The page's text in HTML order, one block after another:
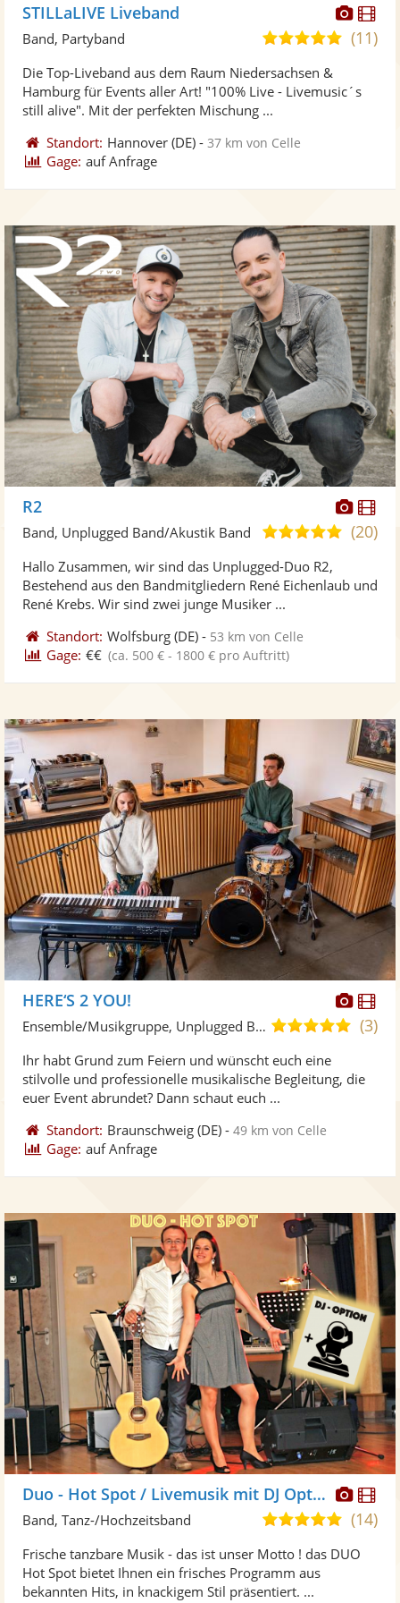
STILLaLIVE Liveband
5,0(11)
Band, Partyband
Die Top-Liveband aus dem Raum Niedersachsen &
Hamburg für Events aller Art! "100% Live - Livemusic´s
still alive". Mit der perfekten Mischung ...
Standort: Hannover (DE) -37 km von Celle
Gage: auf Anfrage
R2
5,0
5
(20)
Band, Unplugged Band/Akustik Band
Hallo Zusammen, wir sind das Unplugged-Duo R2,
Bestehend aus den Bandmitgliedern René Eichenlaub und
René Krebs. Wir sind zwei junge Musiker ...
Standort: Wolfsburg (DE) - 53 km von Celle
Gage: €€ (ca. 500 € - 1800 € pro Auftritt)
HERE‘S 2 YOU!
5,0
5
(3)
Ensemble/Musikgruppe, Unplugged Band/Akustik Band
Ihr habt Grund zum Feiern und wünscht euch eine
stilvolle und professionelle musikalische Begleitung, die
euer Event abrundet? Dann schaut euch ...
Standort: Braunschweig (DE) -49 km von Celle
Gage: auf Anfrage
Fotos
Duo - Hot Spot / Livemusik mit DJ Option
5,0
5
(14)
Band, Tanz-/Hochzeitsband
Frische tanzbare Musik - das ist unser Motto ! das DUO
Hot Spot bietet Ihnen ein frisches Programm aus
bekannten Hits, in knackigem Stil präsentiert. ...